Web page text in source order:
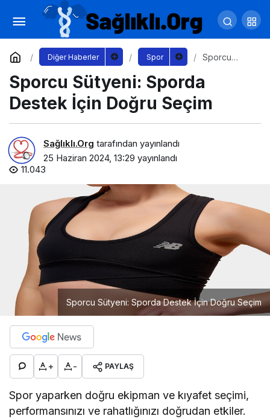
Diğer Haberler Spor
Sporcu
Sporda
Destek İçin
Doğru Seçim
Sporcu Sütyeni: Sporda
Destek İçin Doğru Seçim
Sağlıklı.Org tarafından yayınlandı
25 Haziran 2024, 13:29 yayınlandı
11.043
Sporcu Sütyeni: Sporda Destek İçin Doğru Seçim
+ - PAYLAŞ
Spor yaparken doğru ekipman ve kıyafet seçimi,
performansınızı ve rahatlığınızı doğrudan etkiler.
EuroLeague Final Four Heyecanı Sporun
Adresi S Sport Plus’ta!
Yorum Yap Paylaş